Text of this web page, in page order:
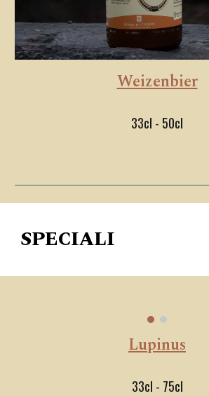
Weizenbier
33cl - 50cl
SPECIALI
Lupinus
33cl - 75cl